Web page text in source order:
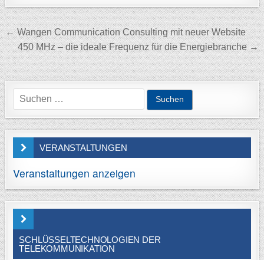
Beitragsnavigation
← Wangen Communication Consulting mit neuer Website
450 MHz – die ideale Frequenz für die Energiebranche →
Suchen
nach:
VERANSTALTUNGEN
Veranstaltungen anzeigen
SCHLÜSSELTECHNOLOGIEN DER
TELEKOMMUNIKATION